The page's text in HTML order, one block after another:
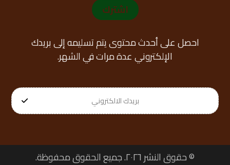
اشترك
احصل على أحدث محتوى يتم تسليمه إلى بريدك
الإلكتروني عدة مرات في الشهر.
© حقوق النشر ٢٠٢٦. جميع الحقوق محفوظة.